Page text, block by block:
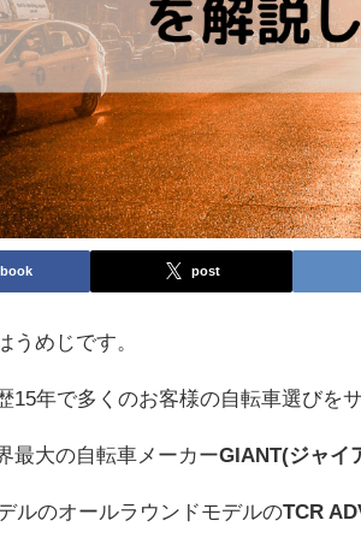
post
うめじです。
15年で多くのお客様の自転車選びを
最大の自転車メーカーGIANT(ジャイ
ルのオールラウンドモデルのTCR